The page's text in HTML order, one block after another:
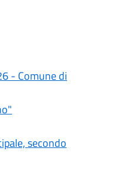
- Comune di
secondo